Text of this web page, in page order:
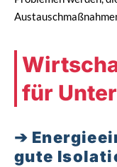
für
gute